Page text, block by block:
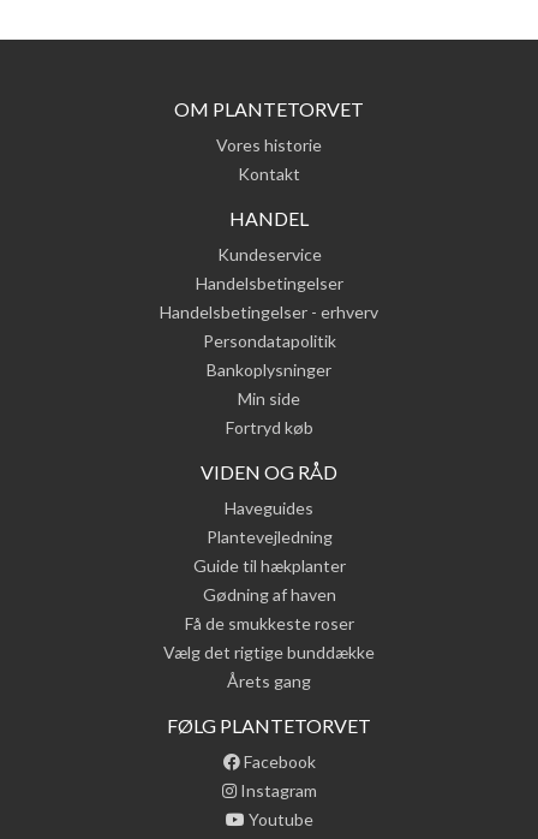
OM PLANTETORVET
Vores historie
Kontakt
HANDEL
Kundeservice
Handelsbetingelser
Handelsbetingelser - erhverv
Persondatapolitik
Bankoplysninger
Min side
Fortryd køb
VIDEN OG RÅD
Haveguides
Plantevejledning
Guide til hækplanter
Gødning af haven
Få de smukkeste roser
Vælg det rigtige bunddække
Årets gang
FØLG PLANTETORVET
Facebook
Instagram
Youtube